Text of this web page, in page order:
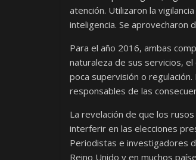
atención. Utilizaron la
inteligencia. Se aprovecharon
Para el año 2016, ambas
naturaleza de sus servicios,
poca supervisión o
responsables de las
La revelación de que los
interferir en las elecciones
Periodistas e investigadores
Reino Unido y en muchos